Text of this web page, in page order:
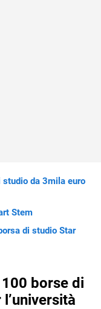
studio da 3mila euro
Stem
di studio Star
borse di